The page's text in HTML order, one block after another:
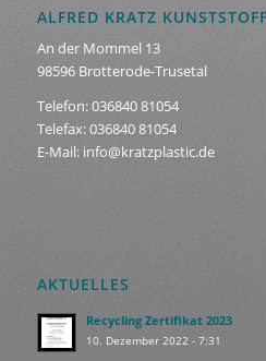
ALFRED KRATZ
An der Mommel 13
98596 Brotterode-Trusetal
Telefon: 036840 81054
Telefax: 036840 81054
E-Mail: info@kratzplastic.de
AKTUELLES
Recycling Zertifikat 2023
10. Dezember 2022 - 7:31